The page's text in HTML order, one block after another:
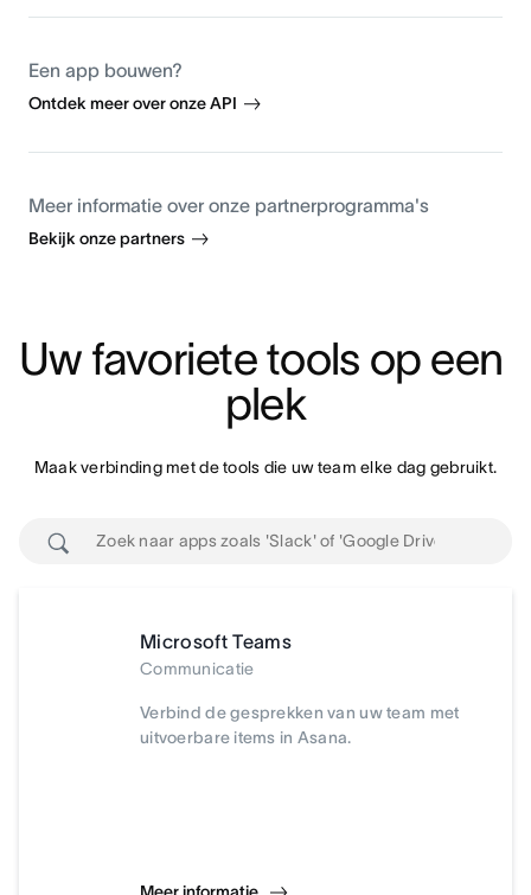
Een app bouwen?
Ontdek meer over onze API
Meer informatie over onze partnerprogramma's
Bekijk onze partners
Uw favoriete tools op een
plek
Maak verbinding met de tools die uw team elke dag gebruikt.
Microsoft Teams
Communicatie
Verbind de gesprekken van uw team met
uitvoerbare items in Asana.